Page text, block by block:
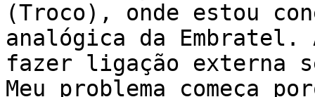
(Troco), onde estou
analógica da
fazer ligação externa
Meu problema começa